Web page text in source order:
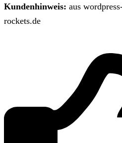
Kundenhinweis: aus
rockets.de